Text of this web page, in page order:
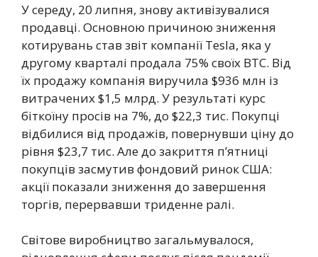
У середу, 20 липня, знову активізувалися
продавці. Основною причиною зниження
котирувань став звіт компанії Tesla, яка у
другому кварталі продала 75% своїх BTC. Від
їх продажу компанія виручила $936 млн із
витрачених $1,5 млрд. У результаті курс
біткоїну просів на 7%, до $22,3 тис. Покупці
відбилися від продажів, повернувши ціну до
рівня $23,7 тис. Але до закриття п’ятниці
покупців засмутив фондовий ринок США:
акції показали зниження до завершення
торгів, перервавши триденне ралі.
Світове виробництво загальмувалося,